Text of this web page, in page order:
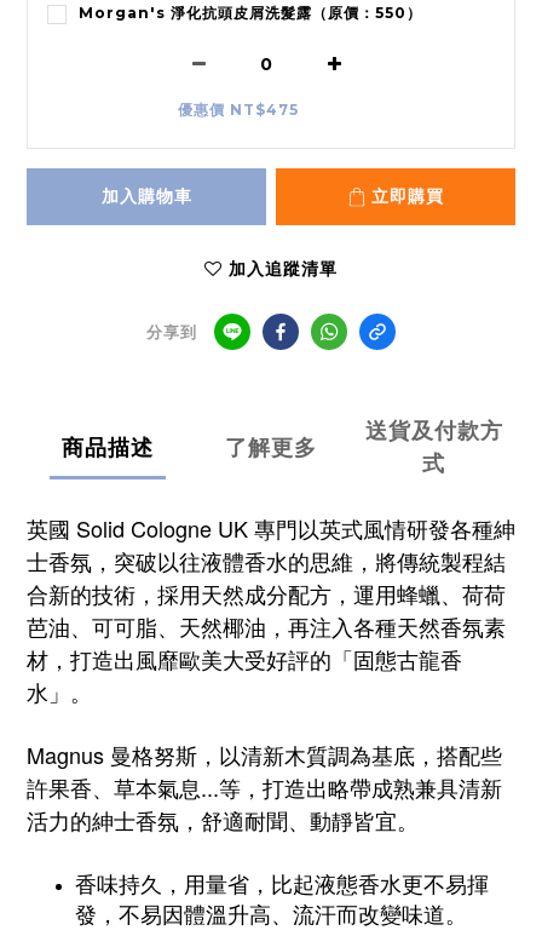
Morgan's 淨化抗頭皮屑洗髮露（原價：550）
優惠價 NT$475
加入購物車 立即購買
加入追蹤清單
分享到
商品描述 了解更多
送貨及付款方
式
英國 Solid Cologne UK 專門以英式風情研發各種紳
士香氛，突破以往液體香水的思維，將傳統製程結
合新的技術， 採用天然成分配方，運用蜂蠟、荷荷
芭油、可可脂、天然椰油，再注入各種天然香氛素
材， 打造出風靡歐美大受好評的「固態古龍香
水」。
Magnus 曼格努斯，以清新木質調為基底，搭配些
許果香、草本氣息...等，打造出略帶成熟兼具清新
活力的紳士香氛，舒適耐聞、動靜皆宜。
香味持久，用量省，比起液態香水更不易揮
發，不易因體溫升高、流汗而改變味道。